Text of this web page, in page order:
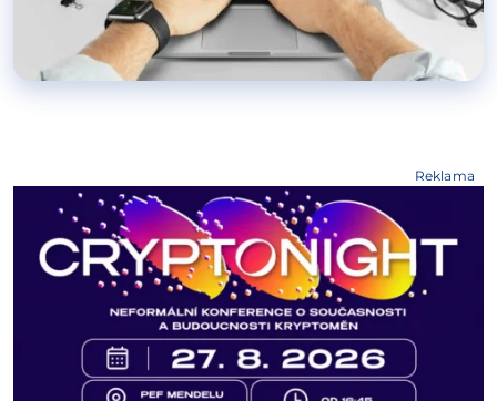
Reklama